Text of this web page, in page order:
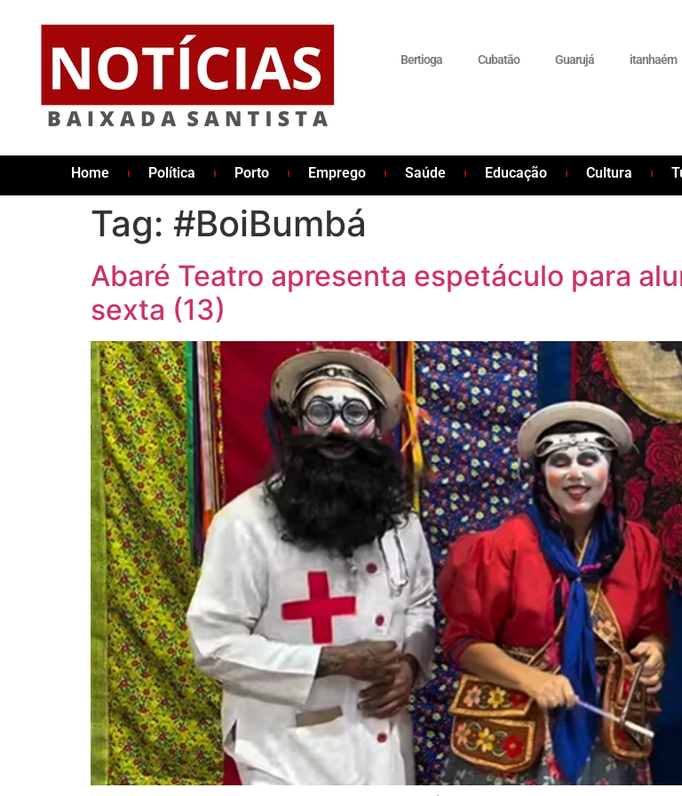
Bertioga Cubatão Guarujá itanhaém
Home Política Porto Emprego Saúde Educação Cultura
Tag: #BoiBumbá
Abaré Teatro apresenta espetáculo para
sexta (13)